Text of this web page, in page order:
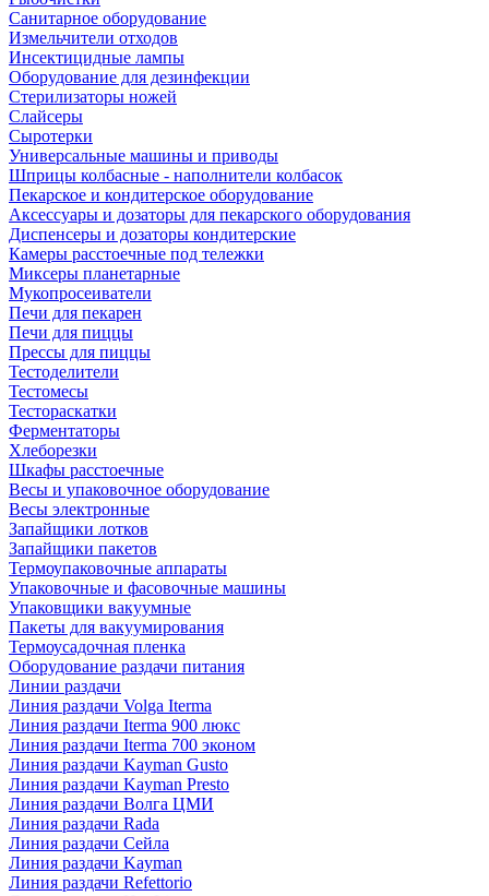
Санитарное оборудование
Измельчители отходов
Инсектицидные лампы
Оборудование для дезинфекции
Стерилизаторы ножей
Слайсеры
Сыротерки
Универсальные машины и приводы
Шприцы колбасные - наполнители колбасок
Пекарское и кондитерское оборудование
Аксессуары и дозаторы для пекарского оборудования
Диспенсеры и дозаторы кондитерские
Камеры расстоечные под тележки
Миксеры планетарные
Мукопросеиватели
Печи для пекарен
Печи для пиццы
Прессы для пиццы
Тестоделители
Тестомесы
Тестораскатки
Ферментаторы
Хлеборезки
Шкафы расстоечные
Весы и упаковочное оборудование
Весы электронные
Запайщики лотков
Запайщики пакетов
Термоупаковочные аппараты
Упаковочные и фасовочные машины
Упаковщики вакуумные
Пакеты для вакуумирования
Термоусадочная пленка
Оборудование раздачи питания
Линии раздачи
Линия раздачи Volga Iterma
Линия раздачи Iterma 900 люкс
Линия раздачи Iterma 700 эконом
Линия раздачи Kayman Gusto
Линия раздачи Kayman Presto
Линия раздачи Волга ЦМИ
Линия раздачи Rada
Линия раздачи Сейла
Линия раздачи Kayman
Линия раздачи Refettorio